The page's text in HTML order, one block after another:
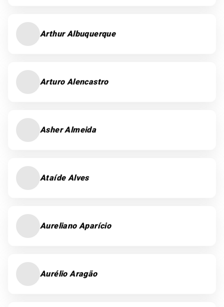
Arthur Albuquerque
Arturo Alencastro
Asher Almeida
Ataíde Alves
Aureliano Aparício
Aurélio Aragão